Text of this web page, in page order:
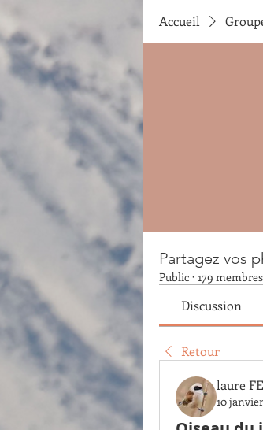
Accueil
Partagez vos
Public · 179 membres
Discussion
Retour
laure
10